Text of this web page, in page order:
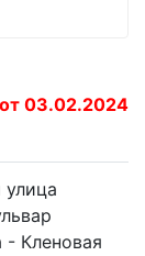
03.02.2024
Кленовая